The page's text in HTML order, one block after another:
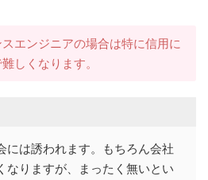
エンジニアの場合は特に信用に
しくなります。
には誘われます。もちろん会社
なりますが、まったく無いとい